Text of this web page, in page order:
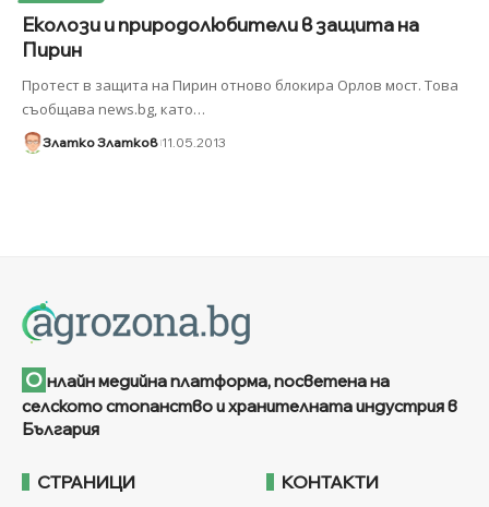
Еколози и природолюбители в защита на
Пирин
Протест в защита на Пирин отново блокира Орлов мост. Това
съобщава news.bg, като…
Златко Златков 11.05.2013
О нлайн медийна платформа, посветена на
селското стопанство и хранителната индустрия в
България
СТРАНИЦИ КОНТАКТИ